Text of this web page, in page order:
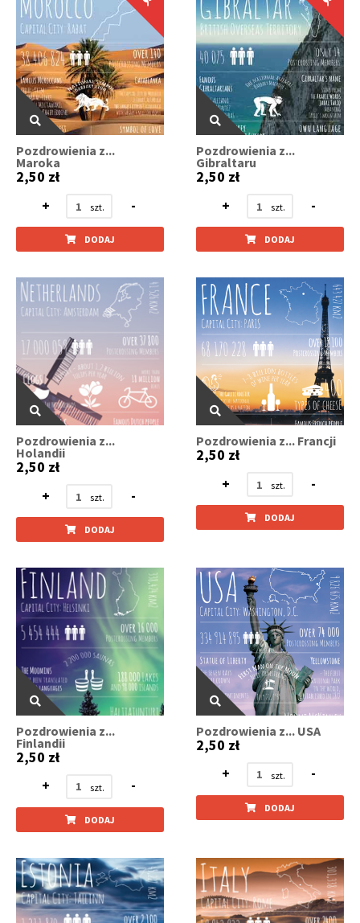
Pozdrowienia z...
Maroka
2,50 zł
+
-
DODAJ
Pozdrowienia z...
Gibraltaru
2,50 zł
+
-
DODAJ
Pozdrowienia z...
Holandii
2,50 zł
+
-
DODAJ
Pozdrowienia z... Francji
2,50 zł
+
-
DODAJ
Pozdrowienia z...
Finlandii
2,50 zł
+
-
DODAJ
Pozdrowienia z... USA
2,50 zł
+
-
DODAJ